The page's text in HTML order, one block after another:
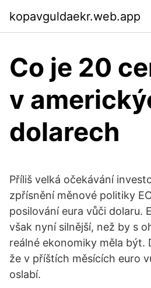
kopavguldaekr.web.app
Co je 20
v
dolarech
Příliš velká očekávání
zpřísnění měnové politiky
posilování eura vůči dolaru.
však nyní silnější, než by s
reálné ekonomiky měla být.
že v příštích měsících euro
oslabí.